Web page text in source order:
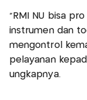
“RMI NU bisa
instrumen dan
mengontrol
pelayanan
ungkapnya.